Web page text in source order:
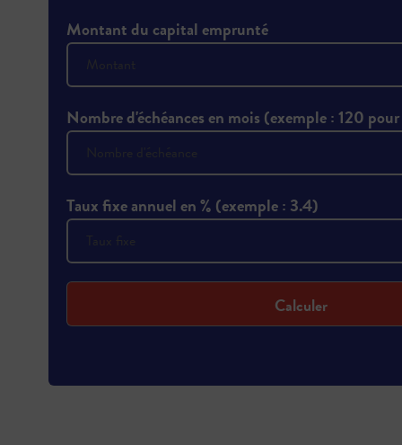
Montant du capital emprunté
Nombre d'échéances en mois (exemple : 120
Taux fixe annuel en % (exemple : 3.4)
Calculer